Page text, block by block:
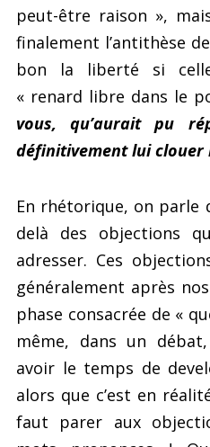
peut-être raison »,
finalement l’antithèse
bon la liberté si
« renard libre dans le
vous, qu’aurait pu
définitivement lui clouer
En rhétorique, on parle
delà des objections
adresser. Ces
généralement après
phase consacrée de «
même, dans un
avoir le temps de
alors que c’est en
faut parer aux